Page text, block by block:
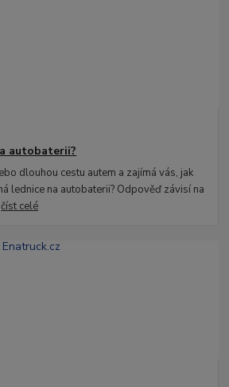
autobaterii?
dlouhou cestu autem a zajímá vás, jak
lednice na autobaterii? Odpověď závisí na
číst celé